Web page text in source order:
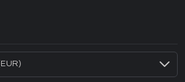
Ubisoft Connect CD Key?